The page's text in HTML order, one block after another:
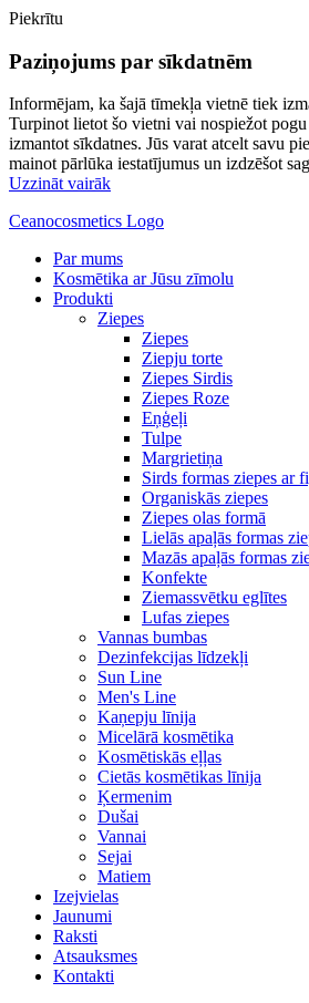
Piekrītu
Paziņojums par sīkdatnēm
Informējam, ka šajā tīmekļa vietnē tiek
Turpinot lietot šo vietni vai nospiežot
izmantot sīkdatnes. Jūs varat atcelt savu
mainot pārlūka iestatījumus un izdzēšot
Uzzināt vairāk
Ceanocosmetics Logo
Par mums
Kosmētika ar Jūsu zīmolu
Produkti
Ziepes
Ziepes
Ziepju torte
Ziepes Sirdis
Ziepes Roze
Eņģeļi
Tulpe
Margrietiņa
Sirds formas ziepes ar
Organiskās ziepes
Ziepes olas formā
Lielās apaļās formas
Mazās apaļās formas
Konfekte
Ziemassvētku eglītes
Lufas ziepes
Vannas bumbas
Dezinfekcijas līdzekļi
Sun Line
Men's Line
Kaņepju līnija
Micelārā kosmētika
Kosmētiskās eļļas
Cietās kosmētikas līnija
Ķermenim
Dušai
Vannai
Sejai
Matiem
Izejvielas
Jaunumi
Raksti
Atsauksmes
Kontakti